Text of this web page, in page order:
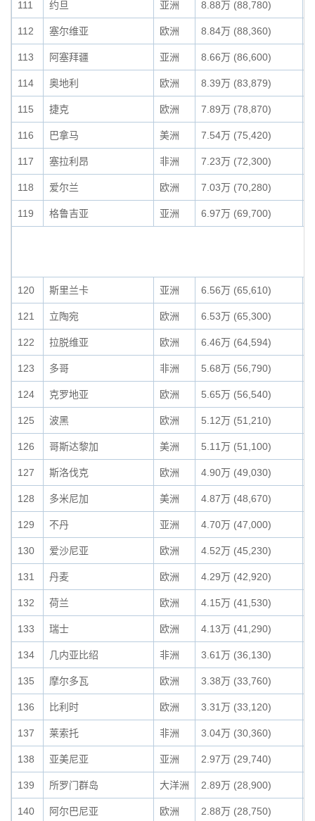
111 约旦 亚洲 8.88万 (88,780)
112 塞尔维亚 欧洲 8.84万 (88,360)
113 阿塞拜疆 亚洲 8.66万 (86,600)
114 奥地利 欧洲 8.39万 (83,879)
115 捷克 欧洲 7.89万 (78,870)
116 巴拿马 美洲 7.54万 (75,420)
117 塞拉利昂 非洲 7.23万 (72,300)
118 爱尔兰 欧洲 7.03万 (70,280)
119 格鲁吉亚 亚洲 6.97万 (69,700)
120 斯里兰卡 亚洲 6.56万 (65,610)
121 立陶宛 欧洲 6.53万 (65,300)
122 拉脱维亚 欧洲 6.46万 (64,594)
123 多哥 非洲 5.68万 (56,790)
124 克罗地亚 欧洲 5.65万 (56,540)
125 波黑 欧洲 5.12万 (51,210)
126 哥斯达黎加 美洲 5.11万 (51,100)
127 斯洛伐克 欧洲 4.90万 (49,030)
128 多米尼加 美洲 4.87万 (48,670)
129 不丹 亚洲 4.70万 (47,000)
130 爱沙尼亚 欧洲 4.52万 (45,230)
131 丹麦 欧洲 4.29万 (42,920)
132 荷兰 欧洲 4.15万 (41,530)
133 瑞士 欧洲 4.13万 (41,290)
134 几内亚比绍 非洲 3.61万 (36,130)
135 摩尔多瓦 欧洲 3.38万 (33,760)
136 比利时 欧洲 3.31万 (33,120)
137 莱索托 非洲 3.04万 (30,360)
138 亚美尼亚 亚洲 2.97万 (29,740)
139 所罗门群岛 大洋洲 2.89万 (28,900)
140 阿尔巴尼亚 欧洲 2.88万 (28,750)